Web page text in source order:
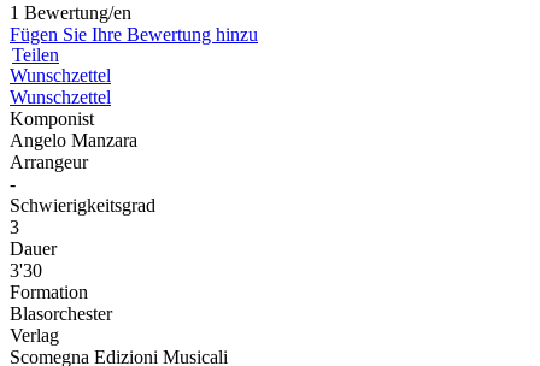
1 Bewertung/en
Fügen Sie Ihre Bewertung hinzu
Teilen
Wunschzettel
Wunschzettel
Komponist
Angelo Manzara
Arrangeur
-
Schwierigkeitsgrad
3
Dauer
3'30
Formation
Blasorchester
Verlag
Scomegna Edizioni Musicali